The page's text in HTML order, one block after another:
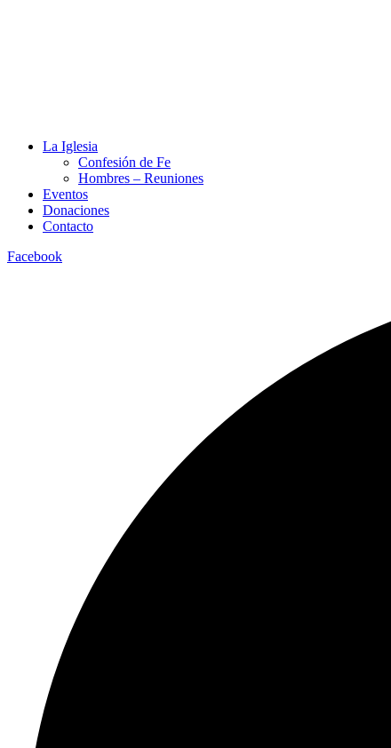
La Iglesia
Confesión de Fe
Hombres – Reuniones
Eventos
Donaciones
Contacto
Facebook